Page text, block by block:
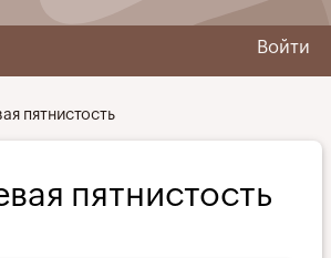
Войти
пятнистость
пятнистость